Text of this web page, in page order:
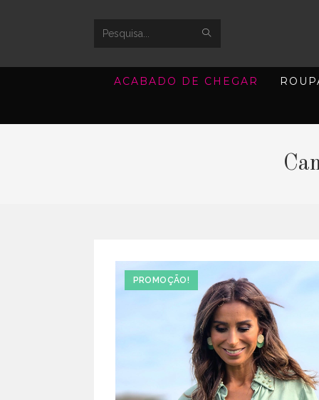
Search
ACABADO DE CHEGAR
PROMOÇÃO!